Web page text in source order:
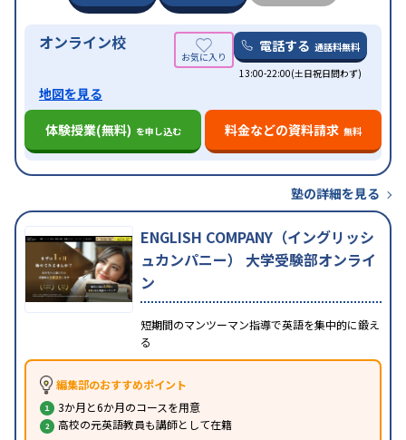
オンライン校 電話する 通話料無料
13:00-22:00(土日祝日問わず)
地図を見る
体験授業(無料) を申し込む 料金などの資料請求 無料
塾の詳細を見る
ENGLISH COMPANY（イングリッシ
ュカンパニー） 大学受験部オンライ
ン
短期間のマンツーマン指導で英語を集中的に鍛え
る
編集部のおすすめポイント
3か月と6か月のコースを用意
高校の元英語教員も講師として在籍